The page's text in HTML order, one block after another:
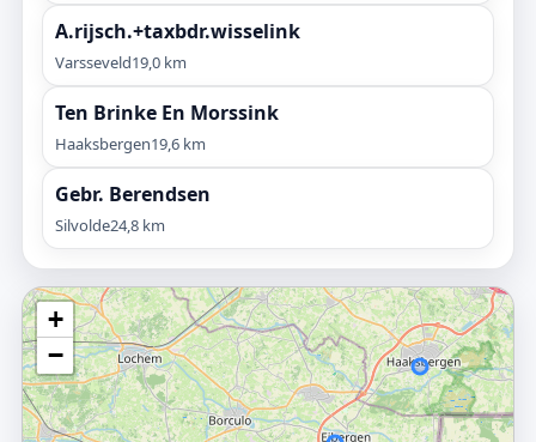
A.rijsch.+taxbdr.wisselink
Varsseveld19,0 km
Ten Brinke En Morssink
Haaksbergen19,6 km
Gebr. Berendsen
Silvolde24,8 km
+
−